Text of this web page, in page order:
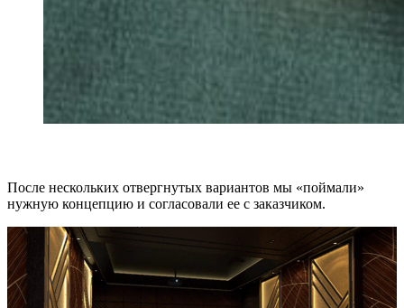
После нескольких отвергнутых вариантов мы «поймали»
нужную концепцию и согласовали ее с заказчиком.